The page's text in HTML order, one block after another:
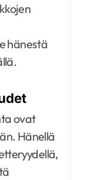
hänestä
ovat
Hänellä